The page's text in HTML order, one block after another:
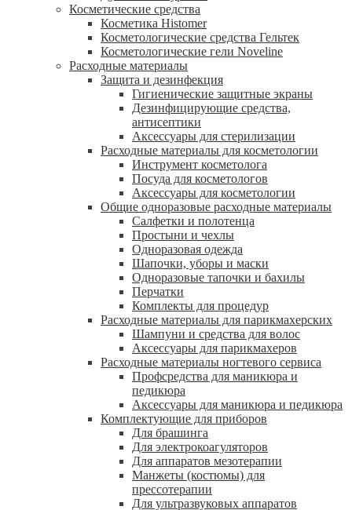
Косметические средства
Косметика Histomer
Косметологические средства Гельтек
Косметологические гели Noveline
Расходные материалы
Защита и дезинфекция
Гигиенические защитные экраны
Дезинфицирующие средства,
антисептики
Аксессуары для стерилизации
Расходные материалы для косметологии
Инструмент косметолога
Посуда для косметологов
Аксессуары для косметологии
Общие одноразовые расходные материалы
Салфетки и полотенца
Простыни и чехлы
Одноразовая одежда
Шапочки, уборы и маски
Одноразовые тапочки и бахилы
Перчатки
Комплекты для процедур
Расходные материалы для парикмахерских
Шампуни и средства для волос
Аксессуары для парикмахеров
Расходные материалы ногтевого сервиса
Профсредства для маникюра и
педикюра
Аксессуары для маникюра и педикюра
Комплектующие для приборов
Для брашинга
Для электрокоагуляторов
Для аппаратов мезотерапии
Манжеты (костюмы) для
прессотерапии
Для ультразвуковых аппаратов